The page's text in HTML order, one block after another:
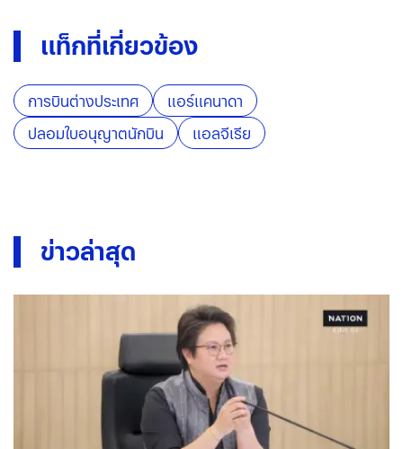
แท็กที่เกี่ยวข้อง
การบินต่างประเทศ
แอร์แคนาดา
ปลอมใบอนุญาตนักบิน
แอลจีเรีย
ข่าวล่าสุด